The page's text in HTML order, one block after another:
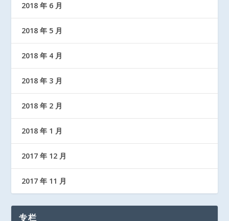
2018 年 6 月
2018 年 5 月
2018 年 4 月
2018 年 3 月
2018 年 2 月
2018 年 1 月
2017 年 12 月
2017 年 11 月
专栏